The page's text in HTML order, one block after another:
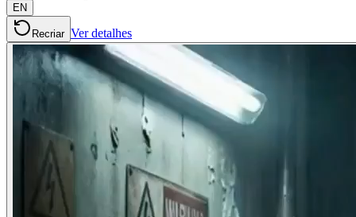
EN
Recriar Ver detalhes